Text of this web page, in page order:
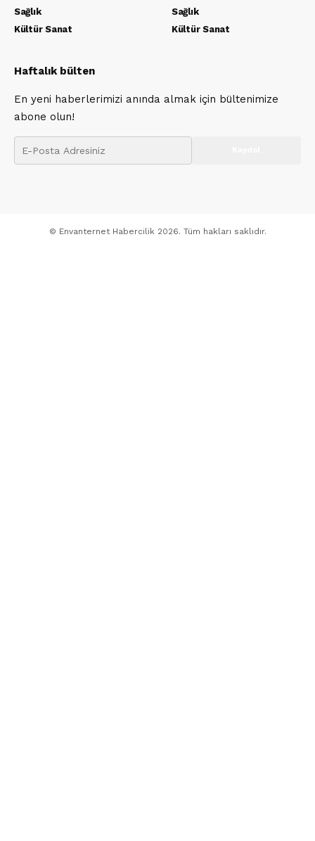
Sağlık
Kültür Sanat
Sağlık
Kültür Sanat
Haftalık bülten
En yeni haberlerimizi anında almak için bültenimize
abone olun!
© Envanternet Habercilik 2026. Tüm hakları saklıdır.